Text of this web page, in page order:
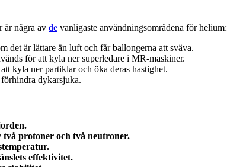
är några av de vanligaste användningsområdena för helium:
det är lättare än luft och får ballongerna att sväva.
för att kyla ner superledare i MR-maskiner.
kyla ner partiklar och öka deras hastighet.
dykarsjuka.
två protoner och två neutroner.
effektivitet.